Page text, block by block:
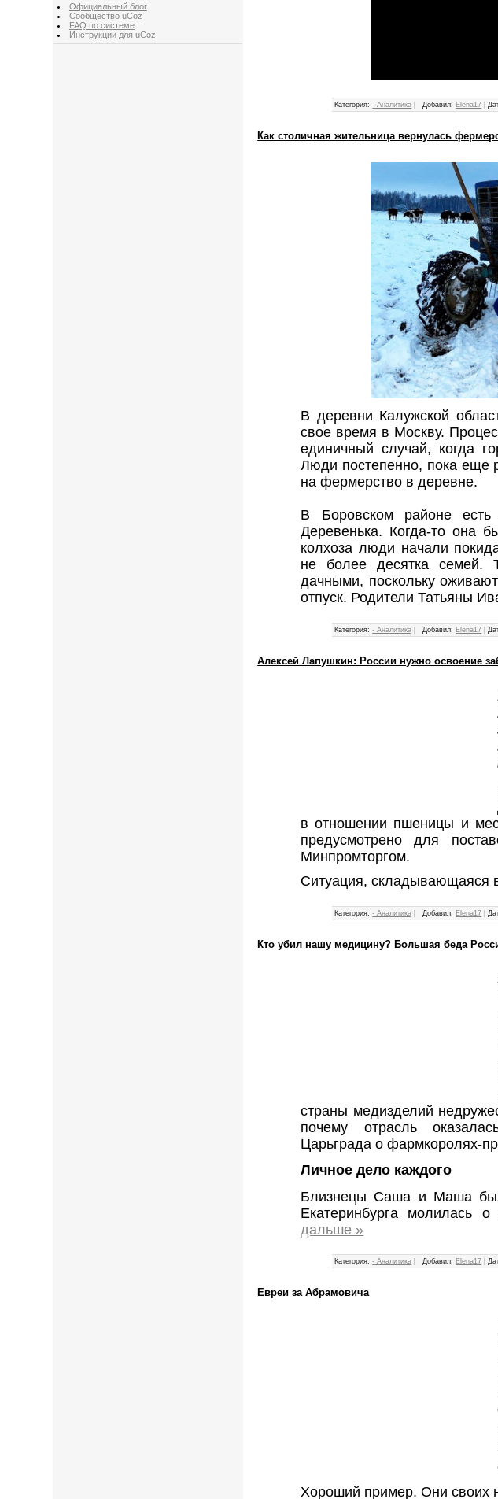
Официальный блог
Сообщество uCoz
FAQ по системе
Инструкции для uCoz
Категория: - Аналитика Добавил: Elena17 |
Как столичная жительница вернулась
В деревни Калужской
свое время в Москву.
единичный случай, когда
Люди постепенно, пока еще
на фермерство в деревне.
В Боровском районе
Деревенька. Когда-то она
колхоза люди начали
не более десятка семей.
дачными, поскольку
отпуск. Родители Татьяны
Категория: - Аналитика Добавил: Elena17 |
Алексей Лапушкин: России нужно освоение
в отношении пшеницы и
предусмотрено для
Минпромторгом.
Ситуация, складывающаяся
Категория: - Аналитика Добавил: Elena17
Кто убил нашу медицину? Большая беда
страны медизделий
почему отрасль
Царьграда о фармкоролях-
Личное дело каждого
Близнецы Саша и Маша
Екатеринбурга молилась
дальше »
Категория: - Аналитика Добавил: Elena17 |
Евреи за Абрамовича
Хороший пример. Они своих